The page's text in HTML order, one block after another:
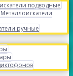
подводные
Металлоискатели
ручные